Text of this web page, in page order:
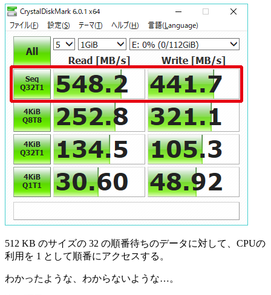
512 KB のサイズの 32 の順番待ちのデータに対して、CPUの
利用を 1 として順番にアクセスする。
わかったような、わからないような…。